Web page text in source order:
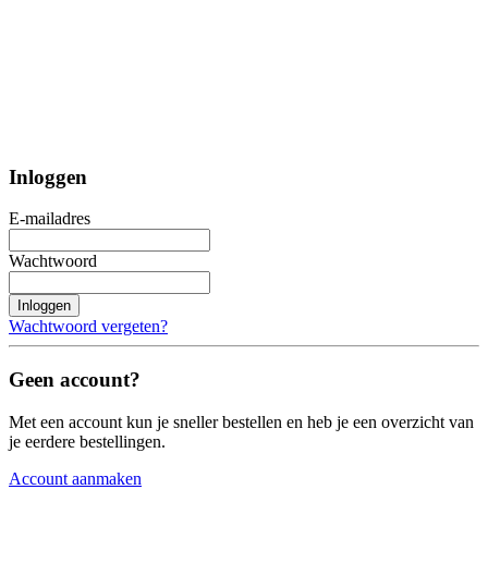
Inloggen
E-mailadres
Wachtwoord
Inloggen
Wachtwoord vergeten?
Geen account?
Met een account kun je sneller bestellen en heb je een overzicht van
je eerdere bestellingen.
Account aanmaken